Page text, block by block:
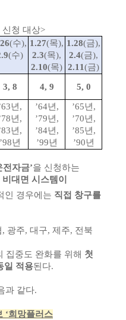
신청 대상>
(수),
(수)
1.27(목),
2.3(목),
2.10(목)
1.28(금),
2.4(금),
2.11(금)
3, 8 4, 9 5, 0
년,
년,
년,
’98년
’64년,
’79년,
’84년,
’99년
’65년,
’70년,
’85년,
’90년
전자금’을 신청하는
비대면 시스템이
인 경우에는 직접 창구를
광주, 대구, 제주, 전북
집중도 완화를 위해 첫
일 적용된다.
과 같다.
‘희망플러스